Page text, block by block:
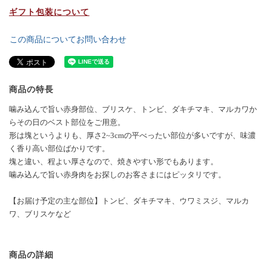
ギフト包装について
この商品についてお問い合わせ
商品の特長
噛み込んで旨い赤身部位、ブリスケ、トンビ、ダキチマキ、マルカワか
らその日のベスト部位をご用意。
形は塊というよりも、厚さ2~3cmの平べったい部位が多いですが、味濃
く香り高い部位ばかりです。
塊と違い、程よい厚さなので、焼きやすい形でもあります。
噛み込んで旨い赤身肉をお探しのお客さまにはピッタリです。
【お届け予定の主な部位】トンビ、ダキチマキ、ウワミスジ、マルカ
ワ、ブリスケなど
商品の詳細